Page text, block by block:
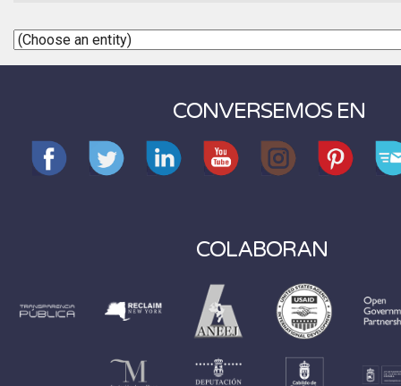
CONVERSEMOS EN
COLABORAN